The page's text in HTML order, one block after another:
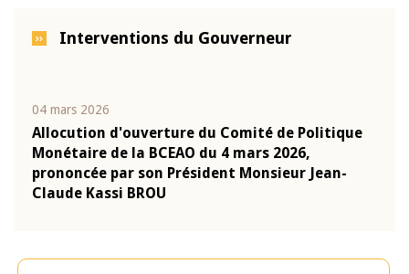
Interventions du Gouverneur
04 mars 2026
Allocution d'ouverture du Comité de Politique
Monétaire de la BCEAO du 4 mars 2026,
prononcée par son Président Monsieur Jean-
Claude Kassi BROU